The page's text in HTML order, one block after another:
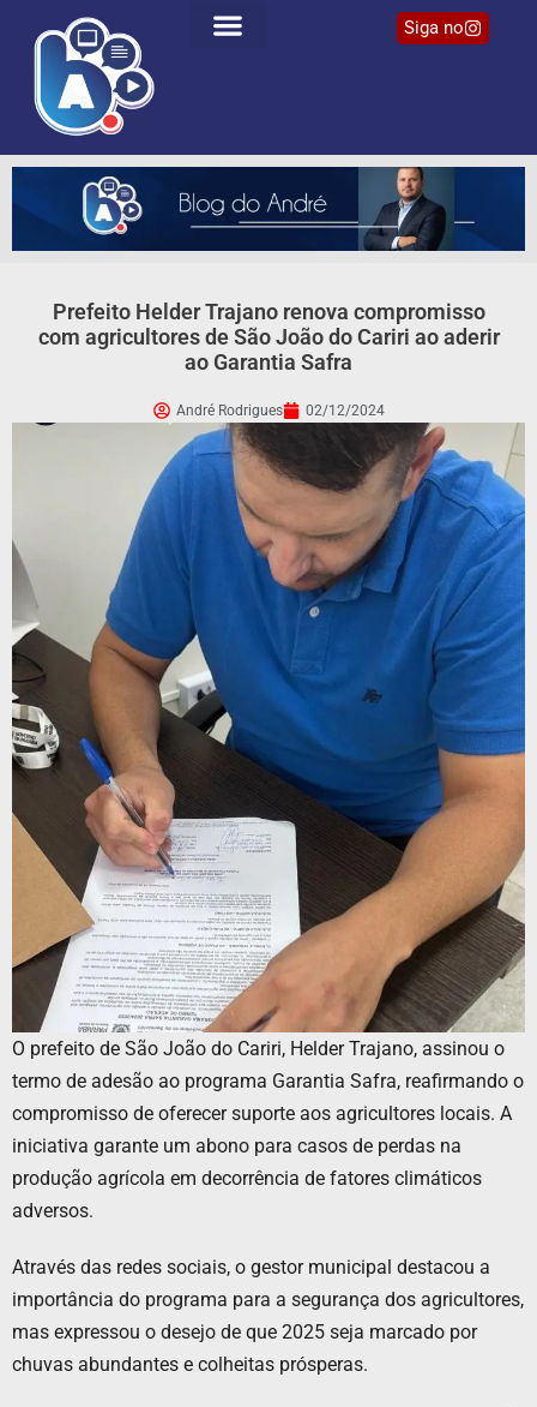
Siga no
Prefeito Helder Trajano renova compromisso
com agricultores de São João do Cariri ao aderir
ao Garantia Safra
André Rodrigues 02/12/2024
O prefeito de São João do Cariri, Helder Trajano, assinou o
termo de adesão ao programa Garantia Safra, reafirmando o
compromisso de oferecer suporte aos agricultores locais. A
iniciativa garante um abono para casos de perdas na
produção agrícola em decorrência de fatores climáticos
adversos.
Através das redes sociais, o gestor municipal destacou a
importância do programa para a segurança dos agricultores,
mas expressou o desejo de que 2025 seja marcado por
chuvas abundantes e colheitas prósperas.